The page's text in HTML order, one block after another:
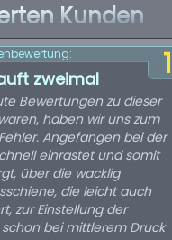
Kunden
1
zweimal
Bewertungen zu dieser
haben wir uns zum
Angefangen bei der
einrastet und somit
über die wacklig
die leicht auch
zur Einstellung der
bei mittlerem Druck